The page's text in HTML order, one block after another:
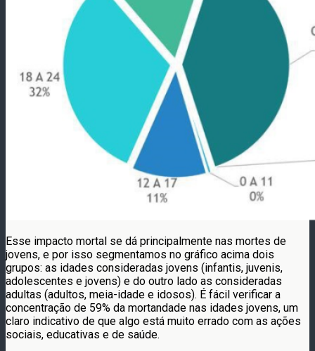
Esse impacto mortal se dá principalmente nas mortes de
jovens, e por isso segmentamos no gráfico acima dois
grupos: as idades consideradas jovens (infantis, juvenis,
adolescentes e jovens) e do outro lado as consideradas
adultas (adultos, meia-idade e idosos). É fácil verificar a
concentração de 59% da mortandade nas idades jovens, um
claro indicativo de que algo está muito errado com as ações
sociais, educativas e de saúde.